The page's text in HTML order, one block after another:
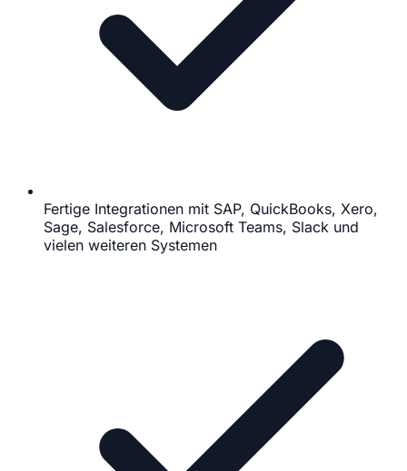
Fertige Integrationen mit SAP, QuickBooks, Xero,
Sage, Salesforce, Microsoft Teams, Slack und
vielen weiteren Systemen